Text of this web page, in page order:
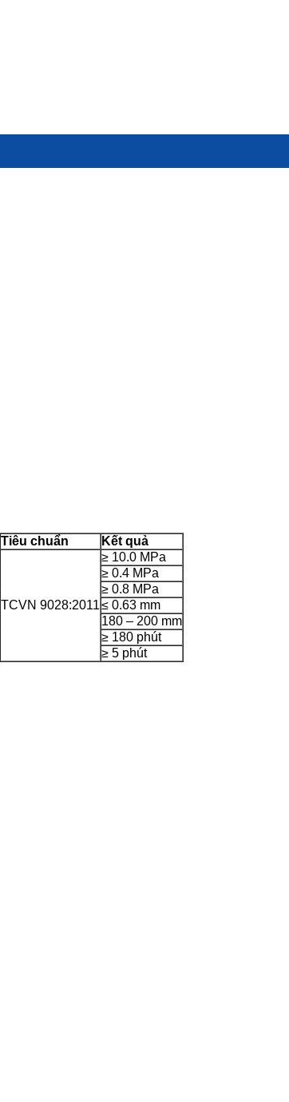
Tiêu chuẩn
Kết quả
TCVN 9028:2011
≥ 10.0 MPa
≥ 0.4 MPa
≥ 0.8 MPa
≤ 0.63 mm
180 – 200 mm
≥ 180 phút
≥ 5 phút